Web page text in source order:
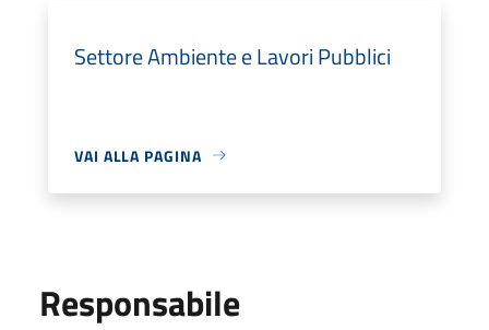
Settore Ambiente e Lavori Pubblici
VAI ALLA PAGINA
Responsabile